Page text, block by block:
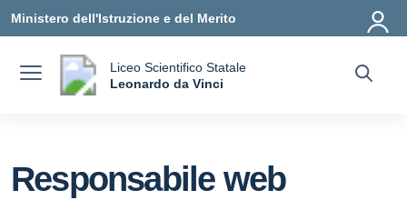
Ministero dell'Istruzione e del Merito
Liceo Scientifico Statale
Leonardo da Vinci
Responsabile web